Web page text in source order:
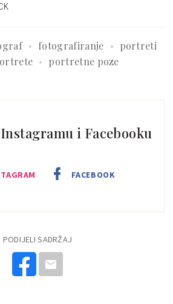
fotografiranje
portreti
portretne poze
i Facebooku
FACEBOOK
PODIJELI SADRŽAJ